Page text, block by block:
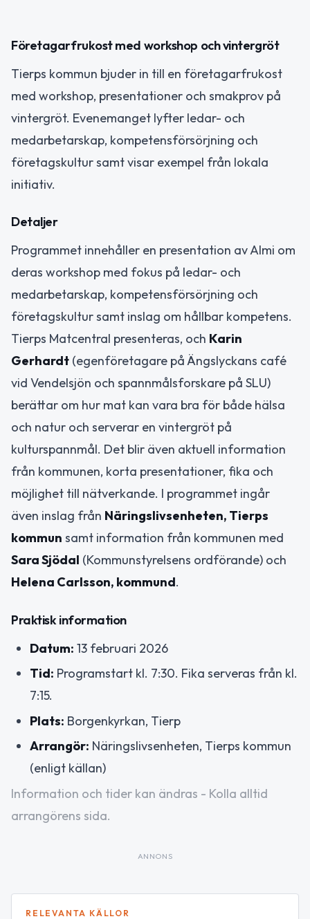
Företagarfrukost med workshop och vintergröt
Tierps kommun bjuder in till en företagarfrukost
med workshop, presentationer och smakprov på
vintergröt. Evenemanget lyfter ledar- och
medarbetarskap, kompetensförsörjning och
företagskultur samt visar exempel från lokala
initiativ.
Detaljer
Programmet innehåller en presentation av Almi om
deras workshop med fokus på ledar- och
medarbetarskap, kompetensförsörjning och
företagskultur samt inslag om hållbar kompetens.
Tierps Matcentral presenteras, och Karin
Gerhardt (egenföretagare på Ängslyckans café
vid Vendelsjön och spannmålsforskare på SLU)
berättar om hur mat kan vara bra för både hälsa
och natur och serverar en vintergröt på
kulturspannmål. Det blir även aktuell information
från kommunen, korta presentationer, fika och
möjlighet till nätverkande. I programmet ingår
även inslag från Näringslivsenheten, Tierps
kommun samt information från kommunen med
Sara Sjödal (Kommunstyrelsens ordförande) och
Helena Carlsson, kommund.
Praktisk information
Datum: 13 februari 2026
Tid: Programstart kl. 7:30. Fika serveras från kl.
7:15.
Plats: Borgenkyrkan, Tierp
Arrangör: Näringslivsenheten, Tierps kommun
(enligt källan)
Information och tider kan ändras - Kolla alltid
arrangörens sida.
ANNONS
RELEVANTA KÄLLOR